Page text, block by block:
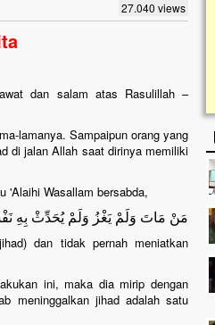
27.040 views
dan salam atas Rasulillah –
lamanya. Sampaipun orang yang
di jalan Allah saat dirinya memiliki
'Alaihi Wasallam bersabda,
مَنْ مَاتَ وَلَمْ يَغْزُ وَلَمْ يُحَدِّثْ بِهِ
dan tidak pernah meniatkan
ini, maka dia mirip dengan
meninggalkan jihad adalah satu
masjid di Kampung Cilumbu ini sungguh
Lima tahun mangkrak, kini nyaris
dan menghitam terpapar panas dan